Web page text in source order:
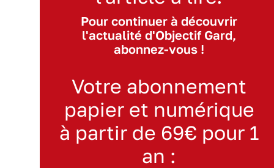
Pour continuer à découvrir
l'actualité d'Objectif Gard,
abonnez-vous !
Votre abonnement
papier et numérique
à partir de 69€ pour 1
an :